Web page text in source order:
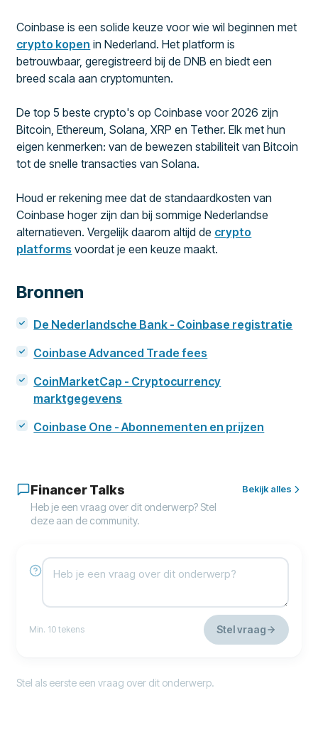
Coinbase is een solide keuze voor wie wil beginnen met
crypto kopen in Nederland. Het platform is
betrouwbaar, geregistreerd bij de DNB en biedt een
breed scala aan cryptomunten.
De top 5 beste crypto's op Coinbase voor 2026 zijn
Bitcoin, Ethereum, Solana, XRP en Tether. Elk met hun
eigen kenmerken: van de bewezen stabiliteit van Bitcoin
tot de snelle transacties van Solana.
Houd er rekening mee dat de standaardkosten van
Coinbase hoger zijn dan bij sommige Nederlandse
alternatieven. Vergelijk daarom altijd de crypto
platforms voordat je een keuze maakt.
Bronnen
De Nederlandsche Bank - Coinbase registratie
Coinbase Advanced Trade fees
CoinMarketCap - Cryptocurrency
marktgegevens
Coinbase One - Abonnementen en prijzen
Financer Talks
Heb je een vraag over dit onderwerp? Stel
deze aan de community.
Bekijk alles
Min. 10 tekens Stel vraag
Stel als eerste een vraag over dit onderwerp.